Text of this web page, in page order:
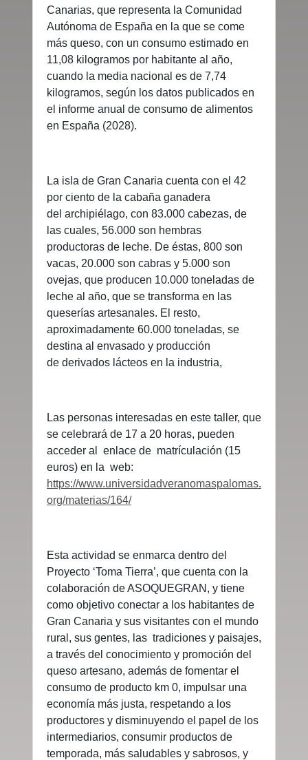
Canarias, que representa la Comunidad
Autónoma de España en la que se come
más queso, con un consumo estimado en
11,08 kilogramos por habitante al año,
cuando la media nacional es de 7,74
kilogramos, según los datos publicados en
el informe anual de consumo de alimentos
en España (2028).
La isla de Gran Canaria cuenta con el 42
por ciento de la cabaña ganadera
del archipiélago, con 83.000 cabezas, de
las cuales, 56.000 son hembras
productoras de leche. De éstas, 800 son
vacas, 20.000 son cabras y 5.000 son
ovejas, que producen 10.000 toneladas de
leche al año, que se transforma en las
queserías artesanales. El resto,
aproximadamente 60.000 toneladas, se
destina al envasado y producción
de derivados lácteos en la industria,
Las personas interesadas en este taller, que
se celebrará de 17 a 20 horas, pueden
acceder al enlace de matrículación (15
euros) en la web:
https://www.universidadveranomaspalomas.
org/materias/164/
Esta actividad se enmarca dentro del
Proyecto ‘Toma Tierra’, que cuenta con la
colaboración deASOQUEGRAN, y tiene
como objetivo conectar a los habitantes de
Gran Canaria y sus visitantes con el mundo
rural, sus gentes, las tradiciones y paisajes,
a través del conocimiento y promoción del
queso artesano, además de fomentar el
consumo de producto km 0, impulsar una
economía más justa, respetando a los
productores y disminuyendo el papel de los
intermediarios, consumir productos de
temporada, más saludables y sabrosos, y